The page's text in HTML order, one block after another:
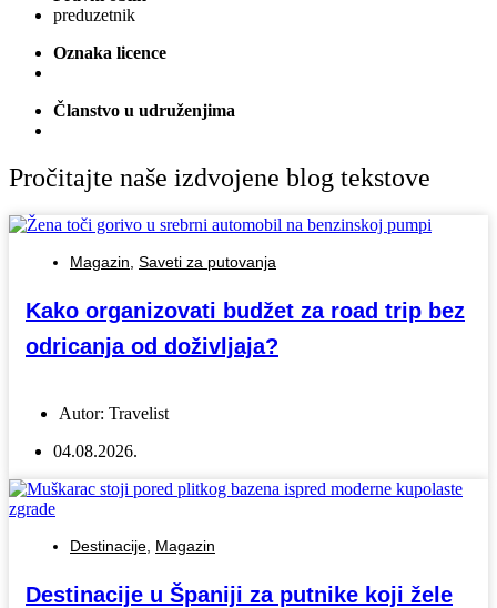
preduzetnik
Oznaka licence
Članstvo u udruženjima
Pročitajte naše izdvojene blog tekstove
Magazin Saveti za putovanja
Kako organizovati budžet za road trip bez
odricanja od doživljaja?
Autor: Travelist
04.08.2026.
Destinacije Magazin
Destinacije u Španiji za putnike koji žele